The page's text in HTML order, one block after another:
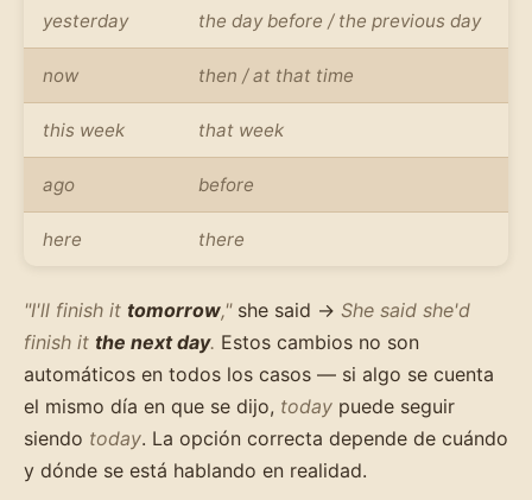
yesterday the day before / the previous day
now then / at that time
this week that week
ago before
here there
"I'll finish it tomorrow,"she said → She said she'd
finish it the next day. Estos cambios no son
automáticos en todos los casos — si algo se cuenta
el mismo día en que se dijo, today puede seguir
siendo today. La opción correcta depende de cuándo
y dónde se está hablando en realidad.